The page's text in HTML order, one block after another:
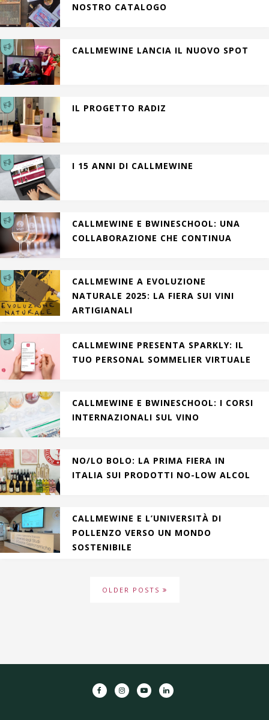
NOSTRO CATALOGO
CALLMEWINE LANCIA IL NUOVO SPOT
IL PROGETTO RADIZ
I 15 ANNI DI CALLMEWINE
CALLMEWINE E BWINESCHOOL: UNA
COLLABORAZIONE CHE CONTINUA
CALLMEWINE A EVOLUZIONE
NATURALE 2025: LA FIERA SUI VINI
ARTIGIANALI
CALLMEWINE PRESENTA SPARKLY: IL
TUO PERSONAL SOMMELIER VIRTUALE
CALLMEWINE E BWINESCHOOL: I CORSI
INTERNAZIONALI SUL VINO
NO/LO BOLO: LA PRIMA FIERA IN
ITALIA SUI PRODOTTI NO-LOW ALCOL
CALLMEWINE E L’UNIVERSITÀ DI
POLLENZO VERSO UN MONDO
SOSTENIBILE
OLDER POSTS